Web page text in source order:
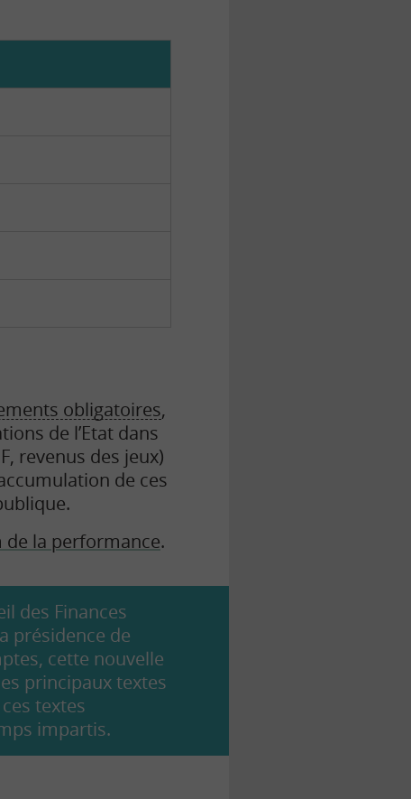
obligatoires,
de l’Etat dans
revenus des jeux)
de ces
la performance.
des Finances
présidence de
cette nouvelle
principaux textes
textes
impartis.